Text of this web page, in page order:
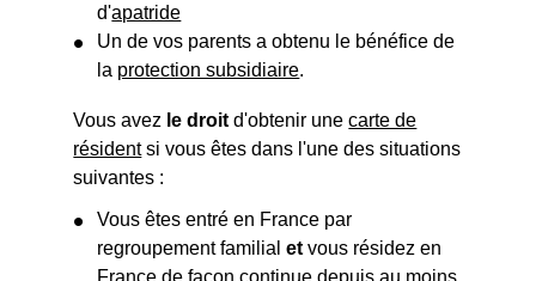
d'apatride
Un de vos parents a obtenu le bénéfice de
la protection subsidiaire.
Vous avez le droit d'obtenir unecarte de
résidentsi vous êtes dans l'une des situations
suivantes :
Vous êtes entré en France par
regroupement familialet vous résidez en
France de façon continue depuis au moins